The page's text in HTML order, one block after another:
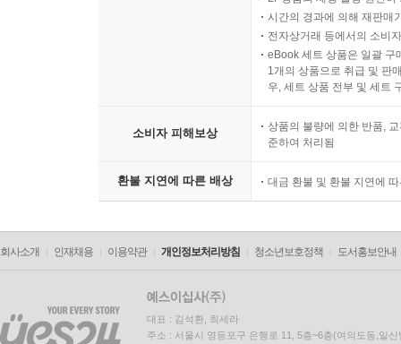
시간의 경과에 의해 재판매
전자상거래 등에서의 소비
eBook 세트 상품은 일괄 구
1개의 상품으로 취급 및 판
우, 세트 상품 전부 및 세트
소비자 피해보상
상품의 불량에 의한 반품,
준하여 처리됨
환불 지연에 따른 배상 대금 환불 및 환불 지연에
회사소개 인재채용 이용약관 개인정보처리방침 청소년보호정책 도서홍보안내
대표 : 김석환, 최세라
주소 : 서울시 영등포구 은행로 11, 5층~6층(여의도동,일신